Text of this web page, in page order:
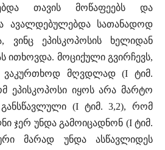
თავის მოწაფეებს და
ავალდებულებდა სათანადოდ
ვინც ეპისკოპოსის ხელიდან
ითხოვდა. მოციქული გვირჩევს,
ვაკურთხოდ მღვდლად (I ტიმ.
ეპისკოპოსი იყოს არა მარტო
(I ტიმ. 3,2), რომ
ჯერ უნდა გამოიცადნონ (I ტიმ.
მარად უნდა ასწავლიდეს